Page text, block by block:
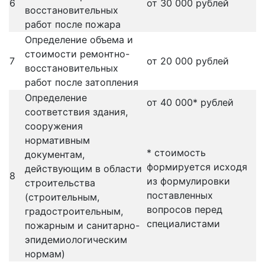
6
восстановительных
работ после пожара
от 30 000 рублей
7
Определение объема и
стоимости ремонтно-
восстановительных
работ после затопления
от 20 000 рублей
8
Определение
соответствия здания,
сооружения
нормативным
документам,
действующим в области
строительства
(строительным,
градостроительным,
пожарным и санитарно-
эпидемиологическим
нормам)
от 40 000* рублей
* стоимость
формируется исходя
из формулировки
поставленных
вопросов перед
специалистами